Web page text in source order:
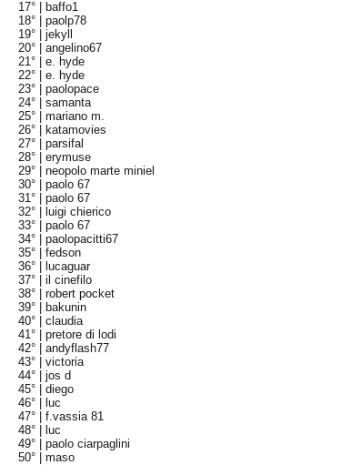
17° |
baffo1
18° |paolp78
19° |jekyll
20° |angelino67
21° |e. hyde
22° |e. hyde
23° |paolopace
24° |samanta
25° |mariano m.
26° |
katamovies
27° |parsifal
28° |erymuse
29° |neopolo marte miniel
30° |paolo 67
31° |paolo 67
32° |
luigi chierico
33° |paolo 67
34° |paolopacitti67
35° |fedson
36° |
lucaguar
37° |il cinefilo
38° |robert pocket
39° |
bakunin
40° |claudia
41° |pretore di lodi
42° |andyflash77
43° |victoria
44° |jos d
45° |diego
46° |
luc
47° |f.vassia 81
48° |
luc
49° |paolo ciarpaglini
50° |maso